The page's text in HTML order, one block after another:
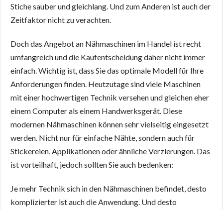
Stiche sauber und gleichlang. Und zum Anderen ist auch der
Zeitfaktor nicht zu verachten.
Doch das Angebot an Nähmaschinen im Handel ist recht
umfangreich und die Kaufentscheidung daher nicht immer
einfach. Wichtig ist, dass Sie das optimale Modell für Ihre
Anforderungen finden. Heutzutage sind viele Maschinen
mit einer hochwertigen Technik versehen und gleichen eher
einem Computer als einem Handwerksgerät. Diese
modernen Nähmaschinen können sehr vielseitig eingesetzt
werden. Nicht nur für einfache Nähte, sondern auch für
Stickereien, Applikationen oder ähnliche Verzierungen. Das
ist vorteilhaft, jedoch sollten Sie auch bedenken:
Je mehr Technik sich in den Nähmaschinen befindet, desto
komplizierter ist auch die Anwendung. Und desto